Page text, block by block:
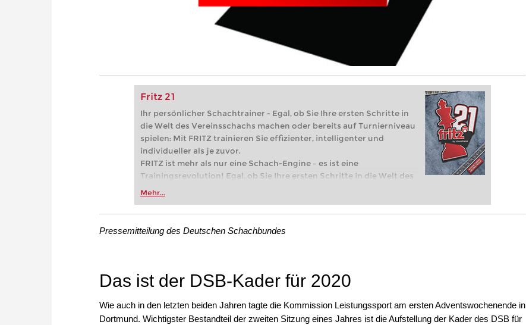
Fritz 21
Ihr persönlicher Schachtrainer - Egal, ob Sie Ihre ersten Schritte in
die Welt des Vereinsschachs machen oder bereits auf Turnierniveau
spielen: Mit FRITZ trainieren Sie effizienter, intelligenter und
individueller als je zuvor.
FRITZ ist mehr als nur eine Schach-Engine – es ist eine
Trainingsrevolution! Egal, ob Sie Ihre ersten Schritte in die Welt des
Vereinsschachs machen oder bereits auf Turnierniveau spielen: Mit
zuvor.
Mehr...
Pressemitteilung des Deutschen Schachbundes
Das ist der DSB-Kader für 2020
Wie auch in den letzten beiden Jahren tagte die Kommission Leistungssport am ersten Adventswochenende in
Dortmund. Wichtigster Bestandteil der zweiten Sitzung eines Jahres ist die Aufstellung der Kader des DSB für